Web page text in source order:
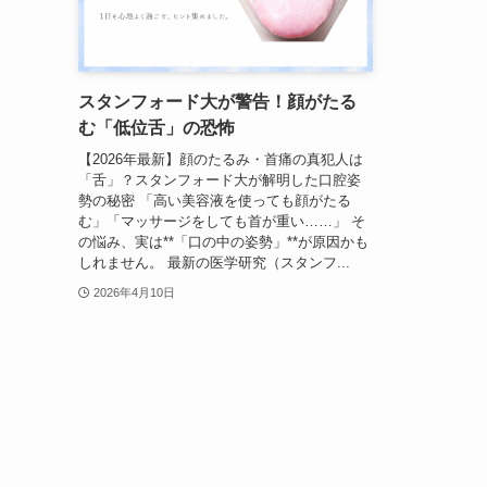
スタンフォード大が警告！顔がたる
む「低位舌」の恐怖
【2026年最新】顔のたるみ・首痛の真犯人は
「舌」？スタンフォード大が解明した口腔姿
勢の秘密 「高い美容液を使っても顔がたる
む」「マッサージをしても首が重い……」 そ
の悩み、実は**「口の中の姿勢」**が原因かも
しれません。 最新の医学研究（スタンフ...
2026年4月10日